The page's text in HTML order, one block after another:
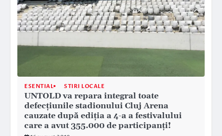
ESENTIAL STIRI LOCALE
UNTOLD va repara integral toate
defecţiunile stadionului Cluj Arena
cauzate după ediţia a 4-a a festivalului
care a avut 355.000 de participanţi!